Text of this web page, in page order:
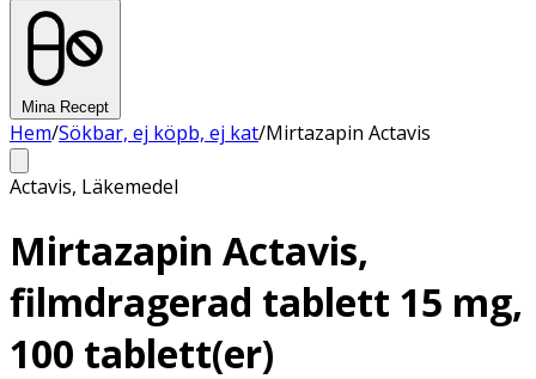
Mina Recept
Hem/Sökbar, ej köpb, ej kat/Mirtazapin Actavis
Actavis, Läkemedel
Mirtazapin Actavis,
filmdragerad tablett 15 mg,
100 tablett(er)